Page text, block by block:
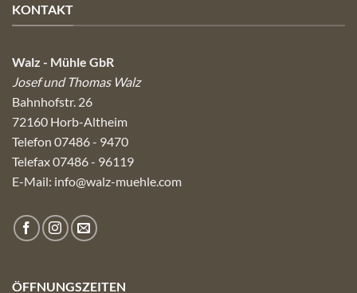
KONTAKT
Walz - Mühle GbR
Josef und Thomas Walz
Bahnhofstr. 26
72160 Horb-Altheim
Telefon 07486 - 9470
Telefax 07486 - 96119
E-Mail: info@walz-muehle.com
ÖFFNUNGSZEITEN